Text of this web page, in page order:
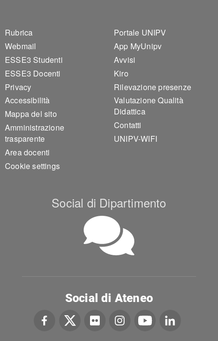
Footer 1
Rubrica
Webmail
ESSE3 Studenti
ESSE3 Docenti
Privacy
Accessibilità
Mappa del sito
Amministrazione
trasparente
Area docenti
Cookie settings
Footer 2
Portale UNIPV
App MyUnipv
Avvisi
Kiro
Rilevazione presenze
Valutazione Qualità
Didattica
Contatti
UNIPV-WIFI
Social di Dipartimento
Social di Ateneo